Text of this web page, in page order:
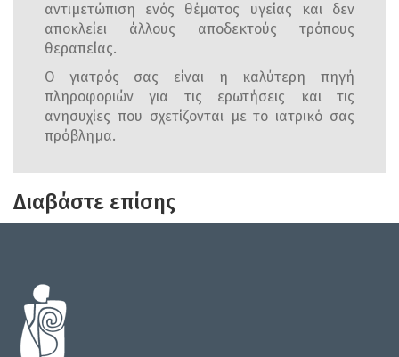
αντιμετώπιση ενός θέματος υγείας και δεν
αποκλείει άλλους αποδεκτούς τρόπους
θεραπείας.
Ο γιατρός σας είναι η καλύτερη πηγή
πληροφοριών για τις ερωτήσεις και τις
ανησυχίες που σχετίζονται με το ιατρικό σας
πρόβλημα.
Διαβάστε επίσης